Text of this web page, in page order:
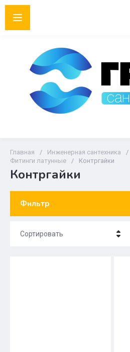
Главная / Инженерная сантехника /
Фитинги латунные
/ Контргайки
Контргайки
Фильтр
Сортировать